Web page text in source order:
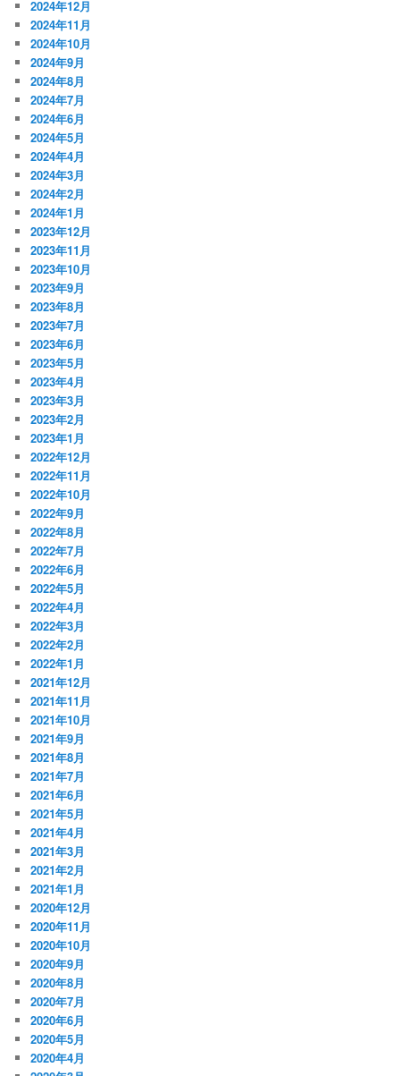
2024年12月
2024年11月
2024年10月
2024年9月
2024年8月
2024年7月
2024年6月
2024年5月
2024年4月
2024年3月
2024年2月
2024年1月
2023年12月
2023年11月
2023年10月
2023年9月
2023年8月
2023年7月
2023年6月
2023年5月
2023年4月
2023年3月
2023年2月
2023年1月
2022年12月
2022年11月
2022年10月
2022年9月
2022年8月
2022年7月
2022年6月
2022年5月
2022年4月
2022年3月
2022年2月
2022年1月
2021年12月
2021年11月
2021年10月
2021年9月
2021年8月
2021年7月
2021年6月
2021年5月
2021年4月
2021年3月
2021年2月
2021年1月
2020年12月
2020年11月
2020年10月
2020年9月
2020年8月
2020年7月
2020年6月
2020年5月
2020年4月